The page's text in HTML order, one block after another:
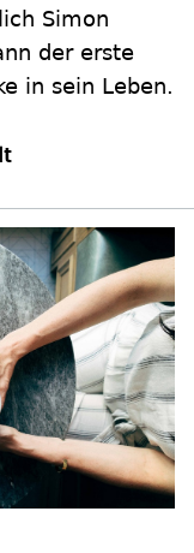
Simon
der erste
in sein Leben.